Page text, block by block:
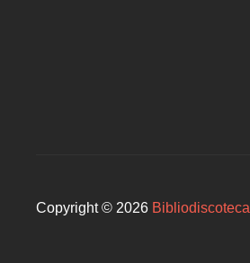
Copyright © 2026 Bibliodiscoteca